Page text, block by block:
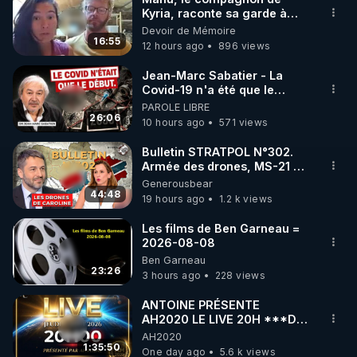
cour-supreme-sen-prend-au-confinement-covid-
et-aux-politiques-vaccinales/
16:55
Kyria, raconte sa garde à
vue musclée. PARTAGEZ!
Devoir de Mémoire
12 hours ago
896 views
26:06
Jean-Marc Sabatier - La
Covid-19 n'a été que le
début - L'ARNm & l'ARNm-aa
jusqu où auront-t-il ?
PAROLE LIBRE
10 hours ago
571 views
44:48
Bulletin STRATPOL N°302.
Armée des drones, MS-21 en
série, missiles coréens.
07.08.2026.
Generousbear
19 hours ago
1.2 k views
23:26
Les films de Ben Garneau =
2026-08-08
Ben Garneau
3 hours ago
228 views
1:35:50
ANTOINE PRÉSENTE
AH2020 LE LIVE 20H ***DU
06/08/2026***
AH2020
One day ago
5.6 k views